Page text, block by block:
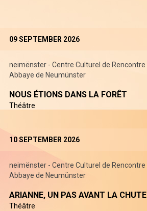
09 SEPTEMBER 2026
neimënster - Centre Culturel de Rencontre
Abbaye de Neumünster
NOUS ÉTIONS DANS LA FORÊT
Théâtre
10 SEPTEMBER 2026
neimënster - Centre Culturel de Rencontre
Abbaye de Neumünster
ARIANNE, UN PAS AVANT LA CHUTE
Théâtre